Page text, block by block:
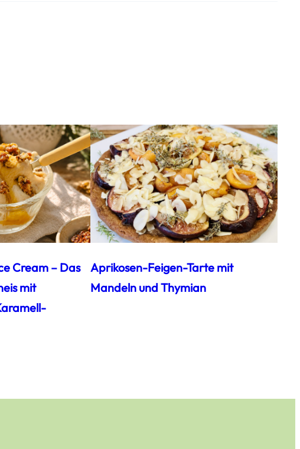
Cream – Das
mit
Aprikosen-Feigen-Tarte mit
Mandeln und Thymian